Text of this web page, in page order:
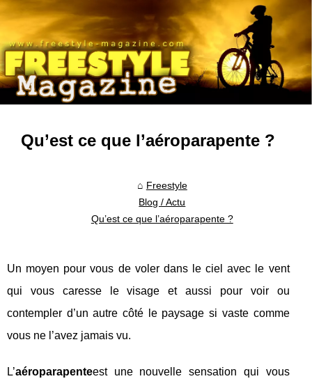
Qu’est ce que l’aéroparapente ?
Freestyle
Blog / Actu
Qu’est ce que l’aéroparapente ?
Un moyen pour vous de voler dans le ciel avec le vent
qui vous caresse le visage et aussi pour voir ou
contempler d’un autre côté le paysage si vaste comme
vous ne l’avez jamais vu.
L’aéroparapenteest une nouvelle sensation qui vous